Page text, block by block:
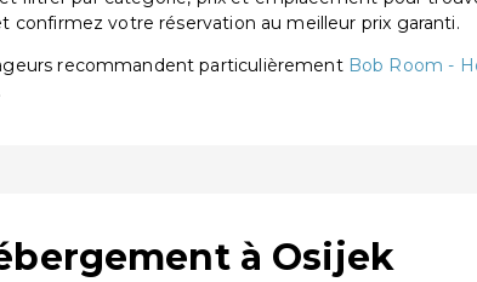
votre réservation au meilleur prix garanti.
recommandent particulièrement Bob Room -
à Osijek